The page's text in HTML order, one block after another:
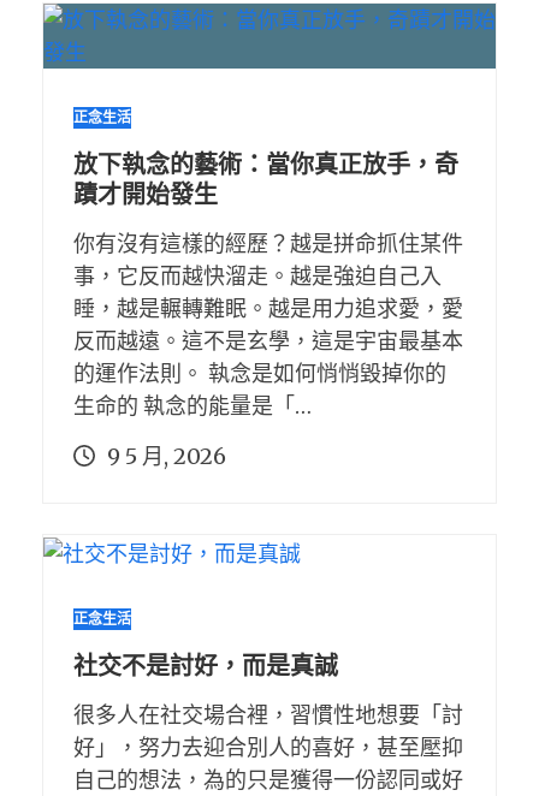
正念生活
放下執念的藝術：當你真正放手，奇
蹟才開始發生
你有沒有這樣的經歷？越是拼命抓住某件
事，它反而越快溜走。越是強迫自己入
睡，越是輾轉難眠。越是用力追求愛，愛
反而越遠。這不是玄學，這是宇宙最基本
的運作法則。 執念是如何悄悄毀掉你的
生命的 執念的能量是「…
9 5 月, 2026
正念生活
社交不是討好，而是真誠
很多人在社交場合裡，習慣性地想要「討
好」，努力去迎合別人的喜好，甚至壓抑
自己的想法，為的只是獲得一份認同或好